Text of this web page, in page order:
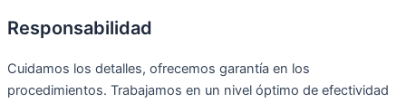
Responsabilidad
Cuidamos los detalles, ofrecemos garantía en los
procedimientos. Trabajamos en un nivel óptimo de efectividad